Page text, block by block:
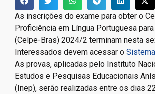
As inscrições do exame para obter o
Proficiência em Língua Portuguesa
(Celpe-Bras) 2024/2 terminam nesta
Interessados devem acessar o
As provas, aplicadas pelo Instituto
Estudos e Pesquisas Educacionais
(Inep), serão realizadas entre os dias